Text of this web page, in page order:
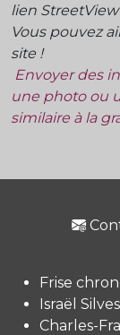
lien
Vous pouvez
site !
Envoyer des
une photo ou
similaire à la
Frise
Israël
Charles-